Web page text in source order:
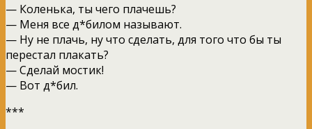
— Коленька, ты чего плачешь?
— Меня все д*билом называют.
— Ну не плачь, ну что сделать, для того что бы ты
перестал плакать?
— Сделай мостик!
— Вот д*бил.
***